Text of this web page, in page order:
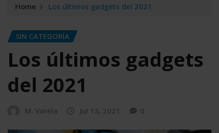
Home Los últimos gadgets del 2021
SIN CATEGORÍA
Los últimos gadgets
del 2021
M. Varela Jul 13, 2021 0